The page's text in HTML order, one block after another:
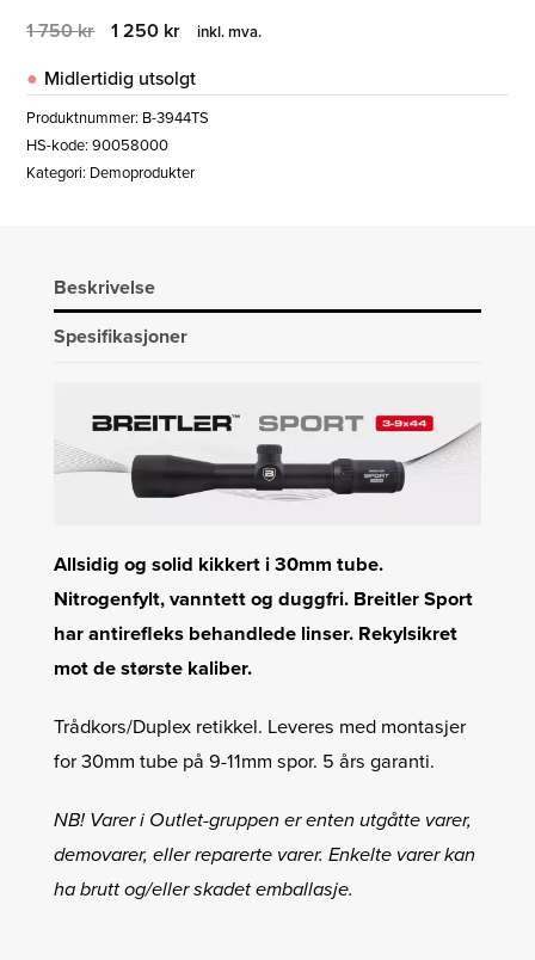
1 750kr
Opprinnelig
var:
1
1 250 kr
Nåværende
er:
1
inkl. mva.
Midlertidig utsolgt
Produktnummer: B-3944TS
HS-kode: 90058000
Kategori: Demoprodukter
Beskrivelse
Spesifikasjoner
Allsidig og solid kikkert i 30mm tube.
Nitrogenfylt, vanntett og duggfri. Breitler Sport
har antirefleks behandlede linser. Rekylsikret
mot de største kaliber.
Trådkors/Duplex retikkel. Leveres med montasjer
for 30mm tube på 9-11mm spor. 5 års garanti.
NB! Varer i Outlet-gruppen er enten utgåtte varer,
demovarer, eller reparerte varer. Enkelte varer kan
ha brutt og/eller skadet emballasje.